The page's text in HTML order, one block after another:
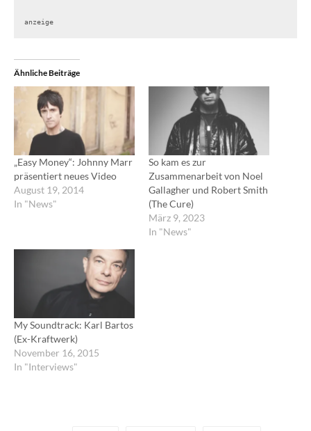
anzeige
Ähnliche Beiträge
„Easy Money“: Johnny Marr
präsentiert neues Video
August 19, 2014
In "News"
So kam es zur
Zusammenarbeit von Noel
Gallagher und Robert Smith
(The Cure)
März 9, 2023
In "News"
My Soundtrack: Karl Bartos
(Ex-Kraftwerk)
November 16, 2015
In "Interviews"